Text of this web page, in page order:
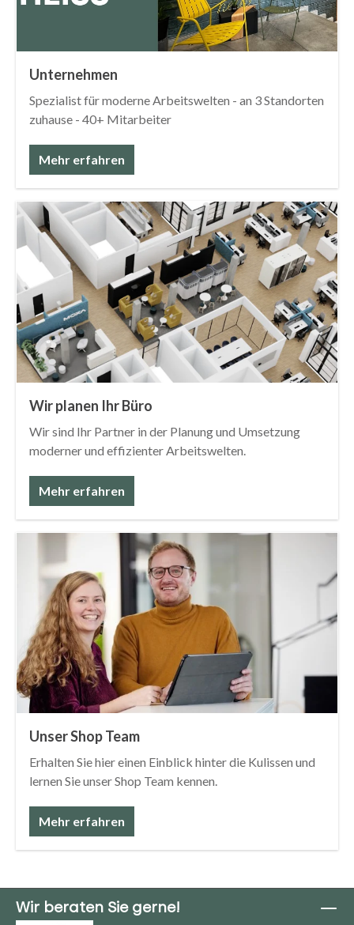
Unternehmen
Spezialist für moderne Arbeitswelten - an 3 Standorten
zuhause - 40+ Mitarbeiter
Mehr erfahren
Wir planen Ihr Büro
Wir sind Ihr Partner in der Planung und Umsetzung
moderner und effizienter Arbeitswelten.
Mehr erfahren
Unser Shop Team
Erhalten Sie hier einen Einblick hinter die Kulissen und
lernen Sie unser Shop Team kennen.
Mehr erfahren
Wir beraten Sie gerne!